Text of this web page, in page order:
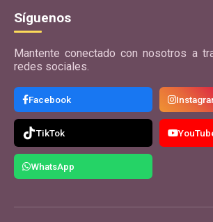
Síguenos
Mantente conectado con nosotros a
redes sociales.
Facebook
TikTok
WhatsApp